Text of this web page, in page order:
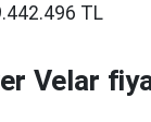
TL
Velar